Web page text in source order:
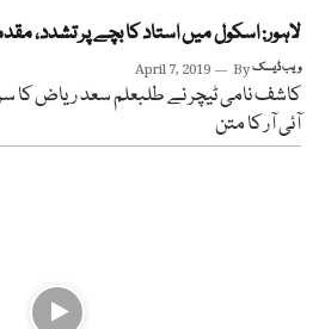
لاہور: اسکول میں استاد کا بچے پر تشدد،
April 7, 2019 Byویب ڈیسک
کاشف نامی ٹیچر نے طلبعلم سعد ریاض کا سر
آئی آر کا متن